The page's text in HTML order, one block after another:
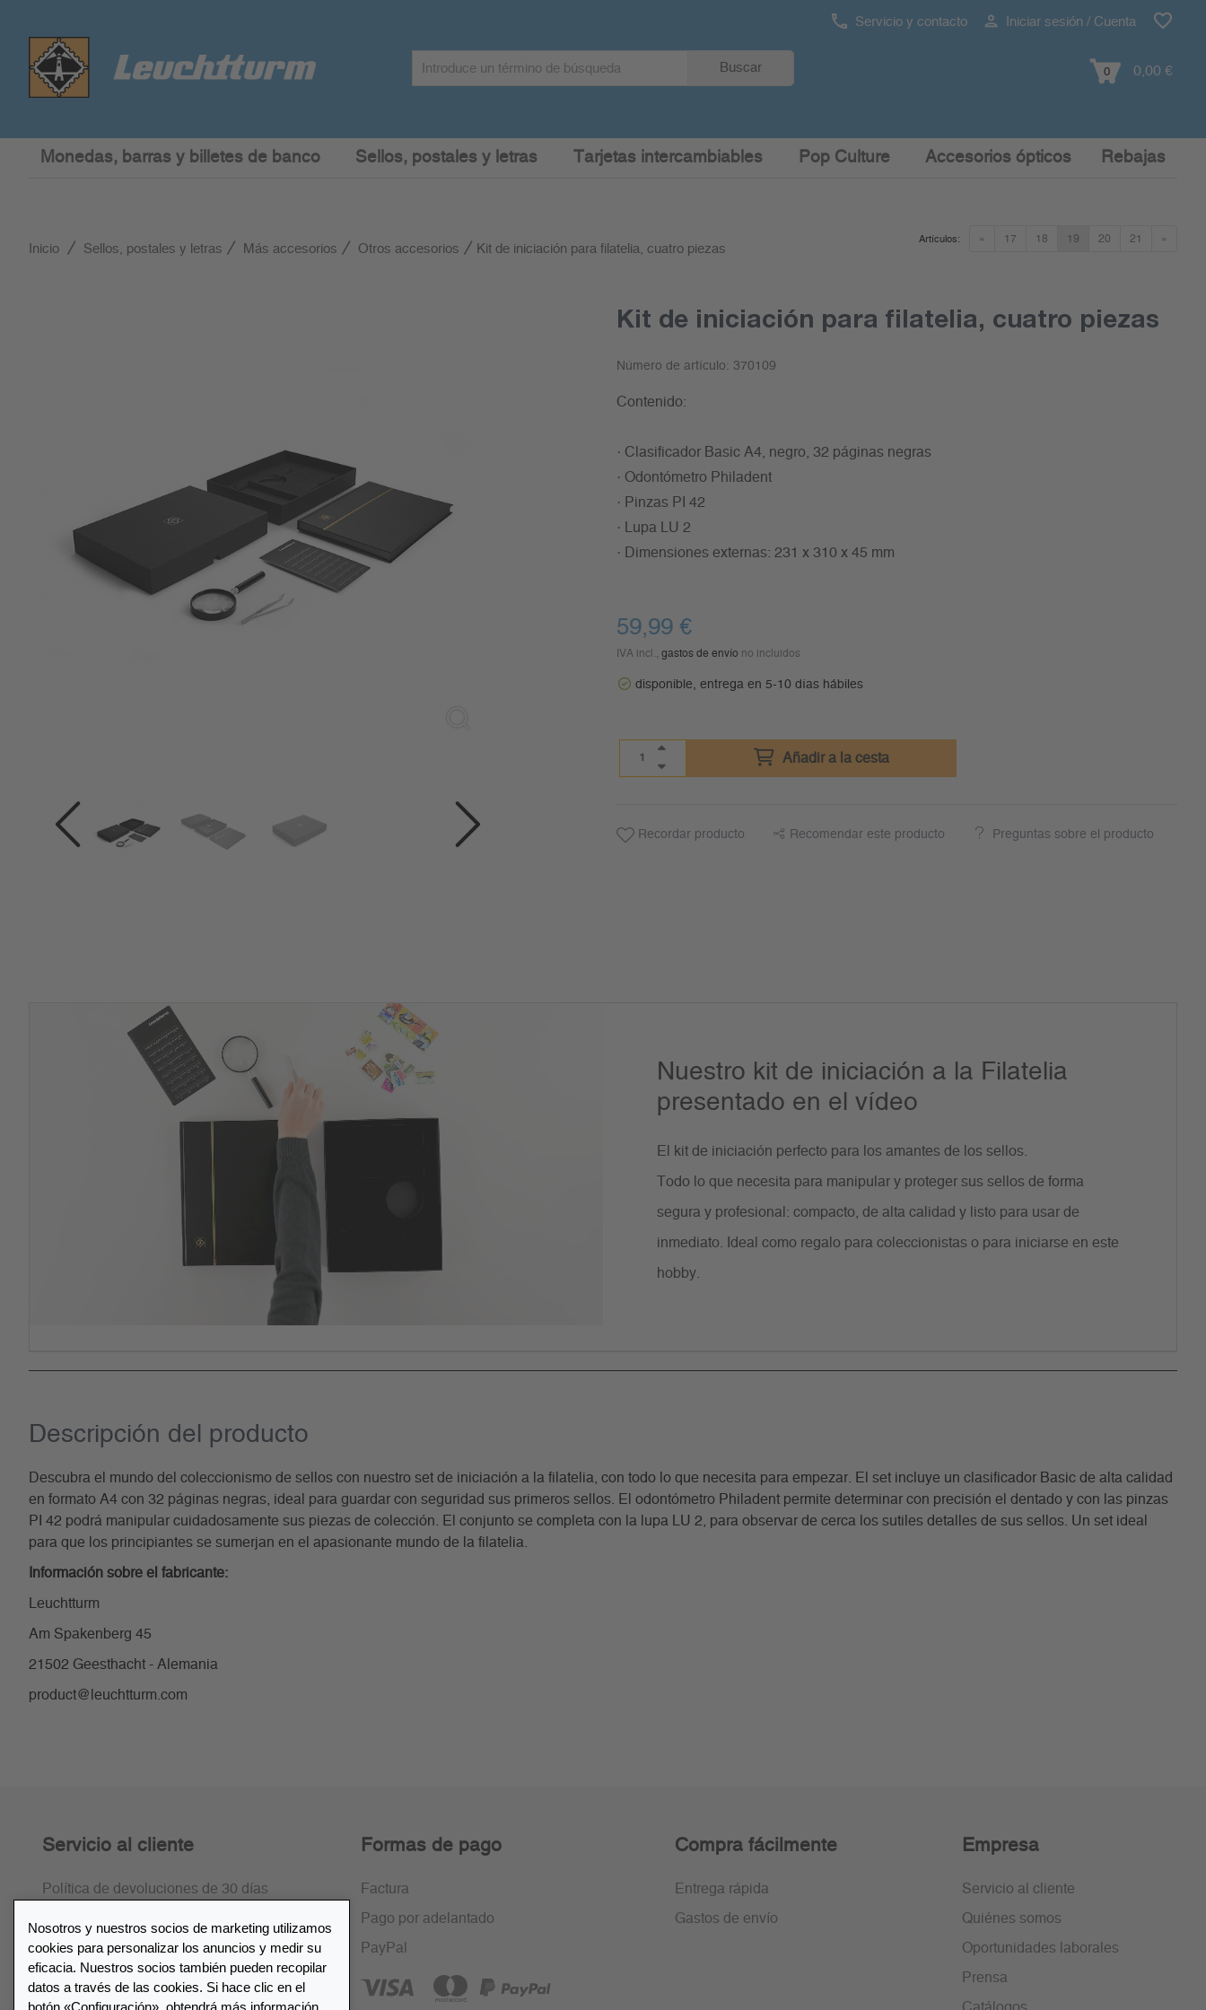
Servicio y contacto Iniciar sesión / Cuenta
Buscar 0 0,00 €
Monedas, barras y billetes de banco Sellos, postales y letras Tarjetas intercambiables Pop Culture Accesorios ópticos Rebajas
Inicio Sellos, postales y letras Más accesorios Otros accesorios Kit de iniciación para filatelia, cuatro piezas
« 17 18 19 20 21 »
Artículos:
Kit de iniciación para filatelia, cuatro piezas
Número de artículo: 370109
Contenido:
· Clasificador Basic A4, negro, 32 páginas negras
· Odontómetro Philadent
· Pinzas PI 42
· Lupa LU 2
· Dimensiones externas: 231 x 310 x 45 mm
59,99 €
IVA incl., gastos de envío no incluidos
disponible, entrega en 5-10 días hábiles
Añadir a la cesta
Recordar producto Recomendar este producto Preguntas sobre el producto
Nuestro kit de iniciación a la Filatelia
presentado en el vídeo
El kit de iniciación perfecto para los amantes de los sellos.
Todo lo que necesita para manipular y proteger sus sellos de forma
segura y profesional: compacto, de alta calidad y listo para usar de
inmediato. Ideal como regalo para coleccionistas o para iniciarse en este
hobby.
Descripción del producto
Descubra el mundo del coleccionismo de sellos con nuestro set de iniciación a la filatelia, con todo lo que necesita para empezar. El set incluye un clasificador Basic de alta calidad
en formato A4 con 32 páginas negras, ideal para guardar con seguridad sus primeros sellos. El odontómetro Philadent permite determinar con precisión el dentado y con las pinzas
PI 42 podrá manipular cuidadosamente sus piezas de colección. El conjunto se completa con la lupa LU 2, para observar de cerca los sutiles detalles de sus sellos. Un set ideal
para que los principiantes se sumerjan en el apasionante mundo de la filatelia.
Información sobre el fabricante:
Leuchtturm
Am Spakenberg 45
21502 Geesthacht - Alemania
product@leuchtturm.com
Servicio al cliente
Política de devoluciones de 30 días
Preguntas frecuentes
Formas de pago
Factura
Pago por adelantado
PayPal
Compra fácilmente
Entrega rápida
Gastos de envío
Empresa
Servicio al cliente
Quiénes somos
Oportunidades laborales
Prensa
Catálogos
Nosotros y nuestros socios de marketing utilizamos
cookies para personalizar los anuncios y medir su
eficacia. Nuestros socios también pueden recopilar
datos a través de las cookies. Si hace clic en el
botón «Configuración», obtendrá más información